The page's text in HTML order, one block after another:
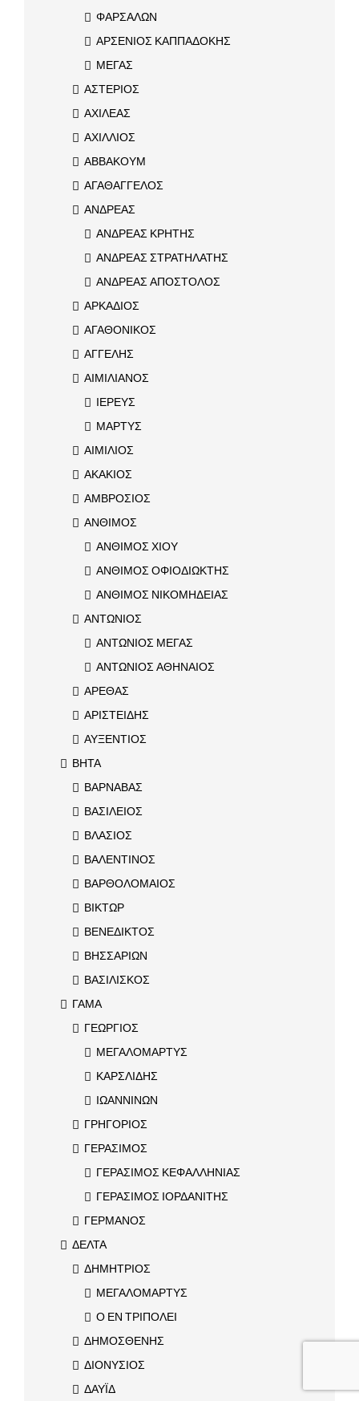
ΦΑΡΣΑΛΩΝ
ΑΡΣΕΝΙΟΣ ΚΑΠΠΑΔΟΚΗΣ
ΜΕΓΑΣ
ΑΣΤΕΡΙΟΣ
ΑΧΙΛΕΑΣ
ΑΧΙΛΛΙΟΣ
ΑΒΒΑΚΟΥΜ
ΑΓΑΘΑΓΓΕΛΟΣ
ΑΝΔΡΕΑΣ
ΑΝΔΡΕΑΣ ΚΡΗΤΗΣ
ΑΝΔΡΕΑΣ ΣΤΡΑΤΗΛΑΤΗΣ
ΑΝΔΡΕΑΣ ΑΠΟΣΤΟΛΟΣ
ΑΡΚΑΔΙΟΣ
ΑΓΑΘΟΝΙΚΟΣ
ΑΓΓΕΛΗΣ
ΑΙΜΙΛΙΑΝΟΣ
ΙΕΡΕΥΣ
ΜΑΡΤΥΣ
ΑΙΜΙΛΙΟΣ
ΑΚΑΚΙΟΣ
ΑΜΒΡΟΣΙΟΣ
ΑΝΘΙΜΟΣ
ΑΝΘΙΜΟΣ ΧΙΟΥ
ΑΝΘΙΜΟΣ ΟΦΙΟΔΙΩΚΤΗΣ
ΑΝΘΙΜΟΣ ΝΙΚΟΜΗΔΕΙΑΣ
ΑΝΤΩΝΙΟΣ
ΑΝΤΩΝΙΟΣ ΜΕΓΑΣ
ΑΝΤΩΝΙΟΣ ΑΘΗΝΑΙΟΣ
ΑΡΕΘΑΣ
ΑΡΙΣΤΕΙΔΗΣ
ΑΥΞΕΝΤΙΟΣ
ΒΗΤΑ
ΒΑΡΝΑΒΑΣ
ΒΑΣΙΛΕΙΟΣ
ΒΛΑΣΙΟΣ
ΒΑΛΕΝΤΙΝΟΣ
ΒΑΡΘΟΛΟΜΑΙΟΣ
ΒΙΚΤΩΡ
ΒΕΝΕΔΙΚΤΟΣ
ΒΗΣΣΑΡΙΩΝ
ΒΑΣΙΛΙΣΚΟΣ
ΓΑΜΑ
ΓΕΩΡΓΙΟΣ
ΜΕΓΑΛΟΜΑΡΤΥΣ
ΚΑΡΣΛΙΔΗΣ
ΙΩΑΝΝΙΝΩΝ
ΓΡΗΓΟΡΙΟΣ
ΓΕΡΑΣΙΜΟΣ
ΓΕΡΑΣΙΜΟΣ ΚΕΦΑΛΛΗΝΙΑΣ
ΓΕΡΑΣΙΜΟΣ ΙΟΡΔΑΝΙΤΗΣ
ΓΕΡΜΑΝΟΣ
ΔΕΛΤΑ
ΔΗΜΗΤΡΙΟΣ
ΜΕΓΑΛΟΜΑΡΤΥΣ
Ο ΕΝ ΤΡΙΠΟΛΕΙ
ΔΗΜΟΣΘΕΝΗΣ
ΔΙΟΝΥΣΙΟΣ
ΔΑΥΪΔ